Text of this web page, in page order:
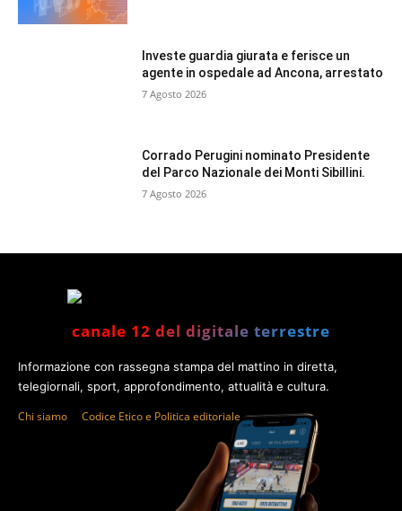
Investe guardia giurata e ferisce un
agente in ospedale ad Ancona, arrestato
7 Agosto 2026
Corrado Perugini nominato Presidente
del Parco Nazionale dei Monti Sibillini.
7 Agosto 2026
canale 12 del digitale terrestre
Informazione con rassegna stampa del mattino in diretta,
telegiornali, sport, approfondimento, attualità e cultura.
Chi siamo Codice Etico e Politica editoriale